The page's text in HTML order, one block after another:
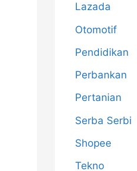
Lazada
Otomotif
Pendidikan
Perbankan
Pertanian
Serba Serbi
Shopee
Tekno